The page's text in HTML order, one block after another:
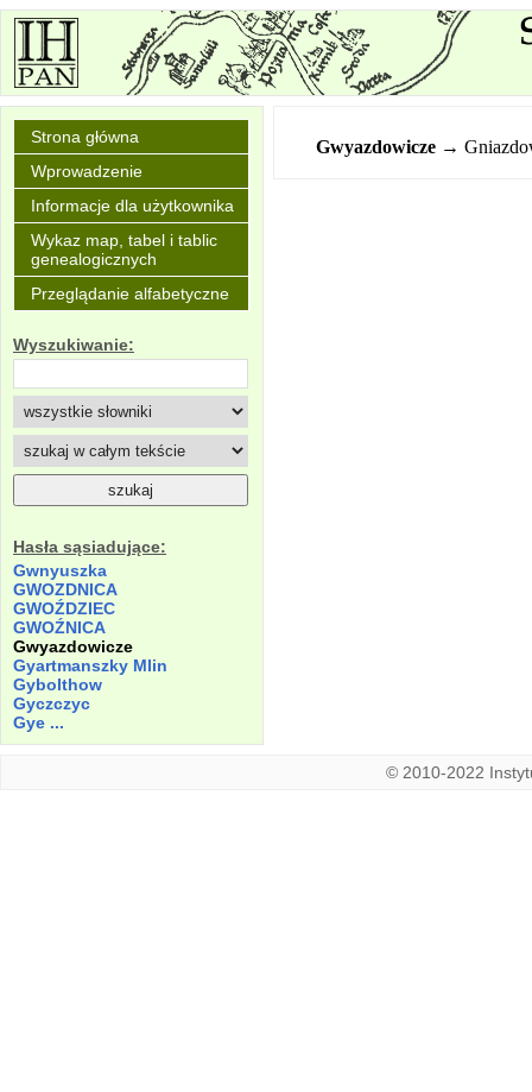
Strona główna
Wprowadzenie
Informacje dla użytkownika
Wykaz map, tabel i tablic
genealogicznych
Przeglądanie alfabetyczne
Wyszukiwanie:
Hasła sąsiadujące:
Gwnyuszka
GWOZDNICA
GWOŹDZIEC
GWOŹNICA
Gwyazdowicze
Gyartmanszky Mlin
Gybolthow
Gyczczyc
Gye ...
Gwyazdowicze →
© 2010-2022